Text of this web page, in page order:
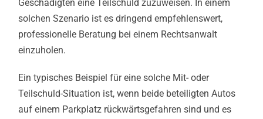
Geschädigten eine Teilschuld zuzuweisen. In einem
solchen Szenario ist es dringend empfehlenswert,
professionelle Beratung bei einem Rechtsanwalt
einzuholen.
Ein typisches Beispiel für eine solche Mit- oder
Teilschuld-Situation ist, wenn beide beteiligten Autos
auf einem Parkplatz rückwärtsgefahren sind und es